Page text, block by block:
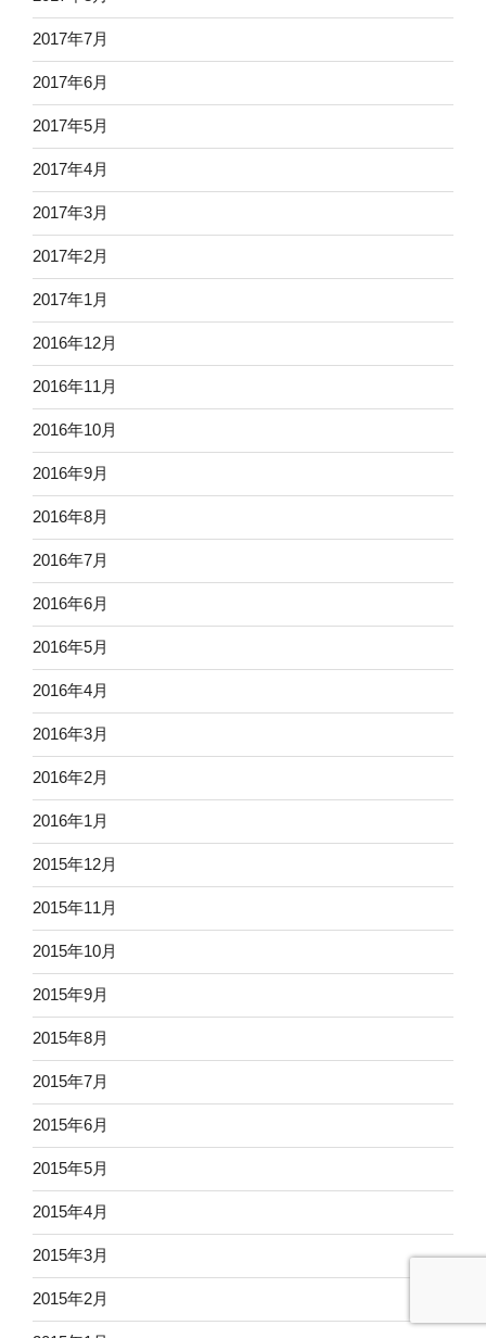
2017年7月
2017年6月
2017年5月
2017年4月
2017年3月
2017年2月
2017年1月
2016年12月
2016年11月
2016年10月
2016年9月
2016年8月
2016年7月
2016年6月
2016年5月
2016年4月
2016年3月
2016年2月
2016年1月
2015年12月
2015年11月
2015年10月
2015年9月
2015年8月
2015年7月
2015年6月
2015年5月
2015年4月
2015年3月
2015年2月